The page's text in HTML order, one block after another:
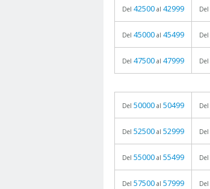
Del 42500 al 42999 Del
Del 45000 al 45499 Del
Del 47500 al 47999 Del
Del 50000 al 50499 Del
Del 52500 al 52999 Del
Del 55000 al 55499 Del
Del 57500 al 57999 Del